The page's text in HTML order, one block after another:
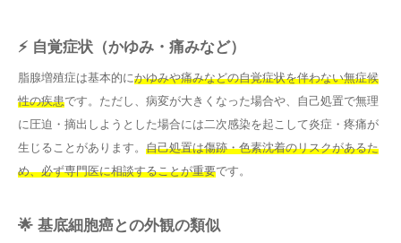
⚡ 自覚症状（かゆみ・痛みなど）
脂腺増殖症は基本的にかゆみや痛みなどの自覚症状を伴わない無症候
性の疾患です。ただし、病変が大きくなった場合や、自己処置で無理
に圧迫・摘出しようとした場合には二次感染を起こして炎症・疼痛が
生じることがあります。 自己処置は傷跡・色素沈着のリスクがあるた
め、必ず専門医に相談することが重要です。
🌟 基底細胞癌との外観の類似